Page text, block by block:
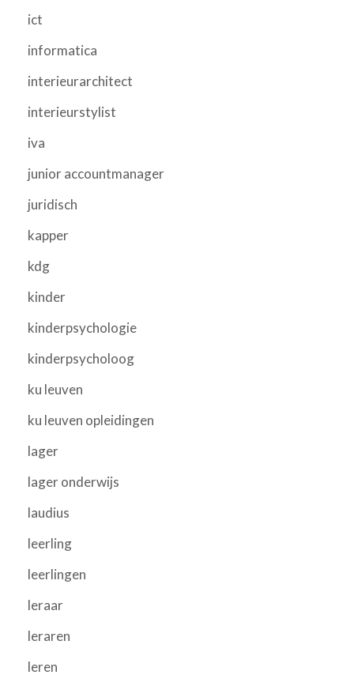
ict
informatica
interieurarchitect
interieurstylist
iva
junior accountmanager
juridisch
kapper
kdg
kinder
kinderpsychologie
kinderpsycholoog
ku leuven
ku leuven opleidingen
lager
lager onderwijs
laudius
leerling
leerlingen
leraar
leraren
leren